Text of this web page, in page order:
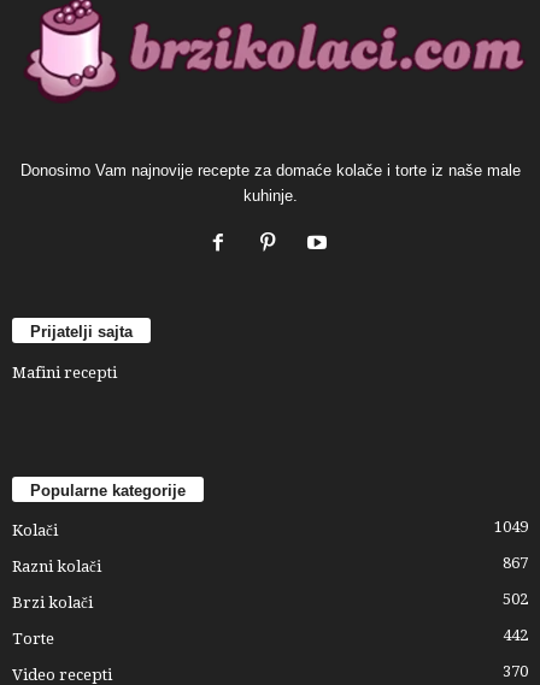
Donosimo Vam najnovije recepte za domaće kolače i torte iz naše male
kuhinje.
Prijatelji sajta
Mafini recepti
Popularne kategorije
Kolači 1049
Razni kolači 867
Brzi kolači 502
Torte 442
Video recepti 370